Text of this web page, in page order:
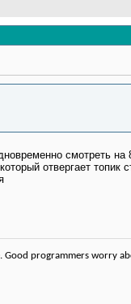
смотреть
отвергает
Good programmers worry